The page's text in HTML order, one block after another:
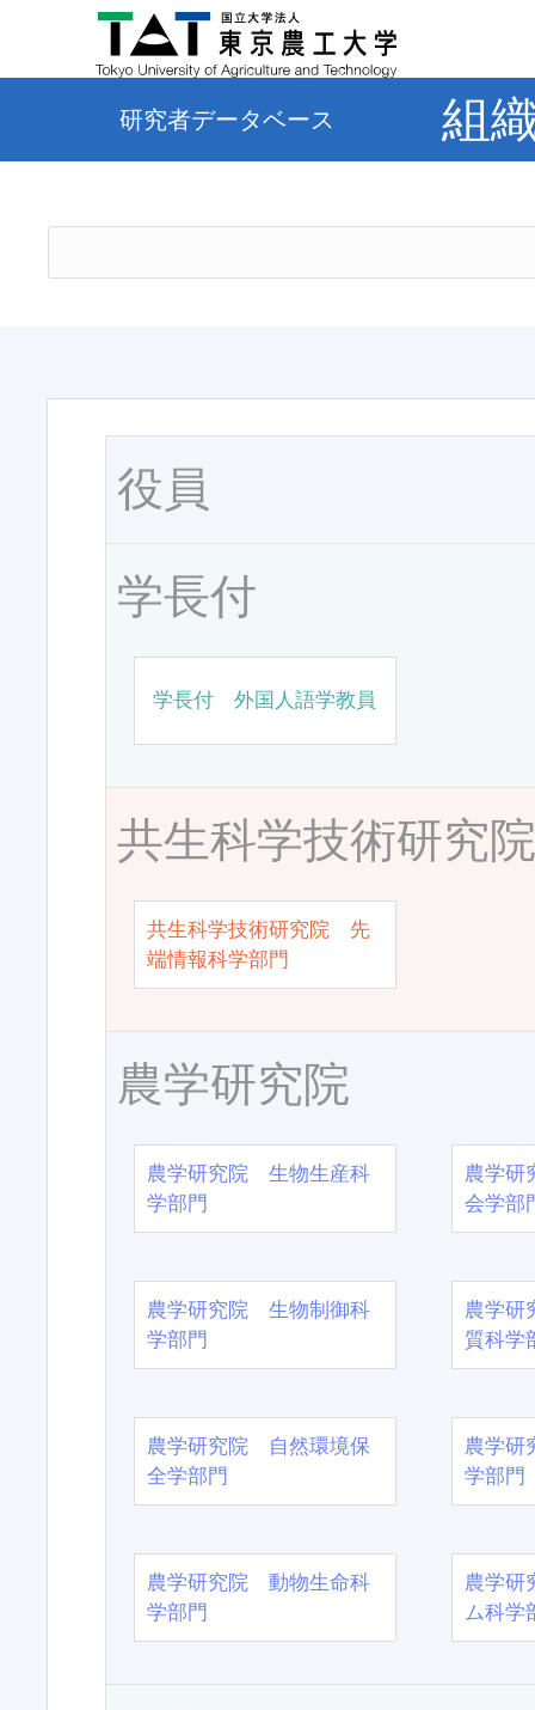
研究者データベース 組
役員
学長付
学長付 外国人語学教員
共生科学技術研究
共生科学技術研究院 先
端情報科学部門
農学研究院
農学研究院 生物生産科
学部門
農学
会学部
農学研究院 生物制御科
学部門
農学
質科学
農学研究院 自然環境保
全学部門
農学
学部門
農学研究院 動物生命科
学部門
農学
ム科学